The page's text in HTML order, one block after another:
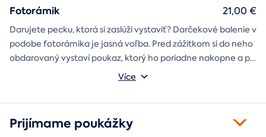
Fotorámik
Darujete pecku, ktorá si zaslúži vystaviť? Darčekové balenie v
podobe fotorámika je jasná voľba. Pred zážitkom si do neho
obdarovaný vystaví poukaz, ktorý ho poriadne nakopne a po
absolvovaní tam poputuje fotka zo zážitku, ktorá pri každom
Môžete vybrať z motívov balónový, tunelový a univerzálny
Více
21,00 €
Prijímame poukážky